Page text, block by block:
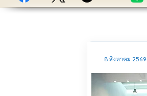
8 สิงหาคม